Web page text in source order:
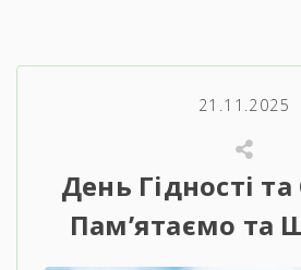
21.11.2025
День Гідності
Пам’ятаємо та